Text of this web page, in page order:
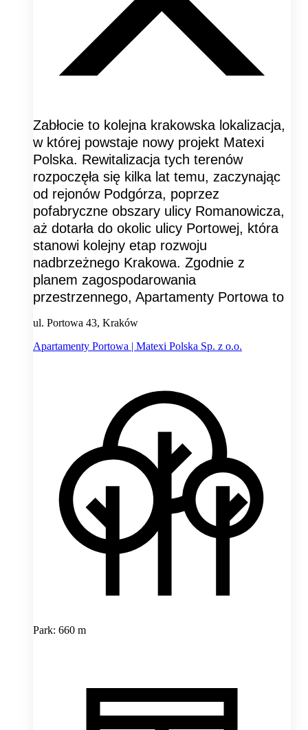
Zabłocie to kolejna krakowska lokalizacja,
w której powstaje nowy projekt Matexi
Polska. Rewitalizacja tych terenów
rozpoczęła się kilka lat temu, zaczynając
od rejonów Podgórza, poprzez
pofabryczne obszary ulicy Romanowicza,
aż dotarła do okolic ulicy Portowej, która
stanowi kolejny etap rozwoju
nadbrzeżnego Krakowa. Zgodnie z
planem zagospodarowania
przestrzennego, Apartamenty Portowa to
ul. Portowa 43, Kraków
Apartamenty Portowa | Matexi Polska Sp. z o.o.
Park: 660 m